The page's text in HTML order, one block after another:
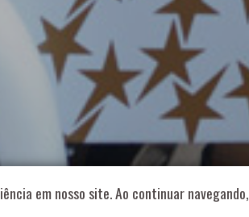
contato@nucleofood.com
em nosso site. Ao continuar navegando,